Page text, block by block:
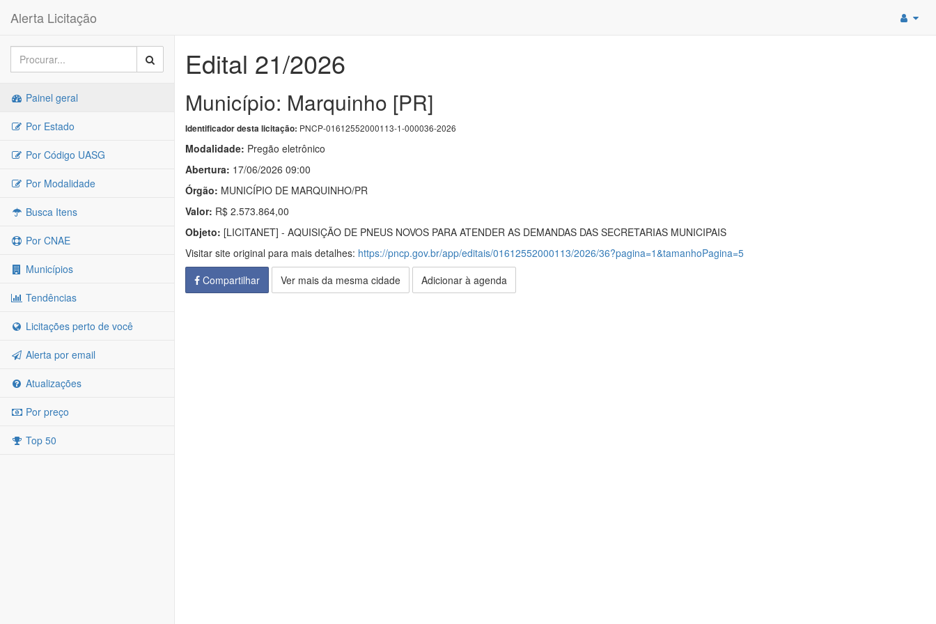
Alerta Licitação
Painel geral
Por Estado
Por Código UASG
Por Modalidade
Busca Itens
Por CNAE
Municípios
Tendências
Licitações perto de você
Alerta por email
Atualizações
Por preço
Top 50
Edital 21/2026
Município: Marquinho [PR]
Identificador desta licitação: PNCP-01612552000113-1-000036-2026
Modalidade: Pregão eletrônico
Abertura: 17/06/2026 09:00
Órgão: MUNICÍPIO DE MARQUINHO/PR
Valor: R$ 2.573.864,00
Objeto: [LICITANET] - AQUISIÇÃO DE PNEUS NOVOS PARA ATENDER AS DEMANDAS DAS SECRETARIAS MUNICIPAIS
Visitar site original para mais detalhes: https://pncp.gov.br/app/editais/01612552000113/2026/36?pagina=1&tamanhoPagina=5
Compartilhar
Ver mais da mesma cidade Adicionar à agenda